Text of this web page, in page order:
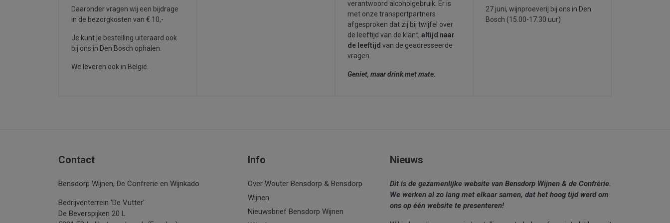
Daaronder vragen wij een bijdrage
in de bezorgkosten van € 10,-
Je kunt je bestelling uiteraard ook
bij ons in Den Bosch ophalen.
We leveren ook in België.
verantwoord alcoholgebruik. Er is
met onze transportpartners
afgesproken dat zij bij twijfel over
de leeftijd van de klant, altijd naar
de leeftijd van de geadresseerde
vragen.
Geniet, maar drink met mate.
27 juni, wijnproeverij bij ons in Den
Bosch (15.00-17.30 uur)
Contact
Bensdorp Wijnen, De Confrerie en Wijnkado
Bedrijventerrein 'De Vutter'
De Beverspijken 20 L
Info
Over Wouter Bensdorp & Bensdorp
Wijnen
Nieuwsbrief Bensdorp Wijnen
Nieuws
Dit is de gezamenlijke website van Bensdorp Wijnen & de Confrérie.
We werken al zo lang met elkaar samen, dat het hoog tijd werd om
ons op één website te presenteren!